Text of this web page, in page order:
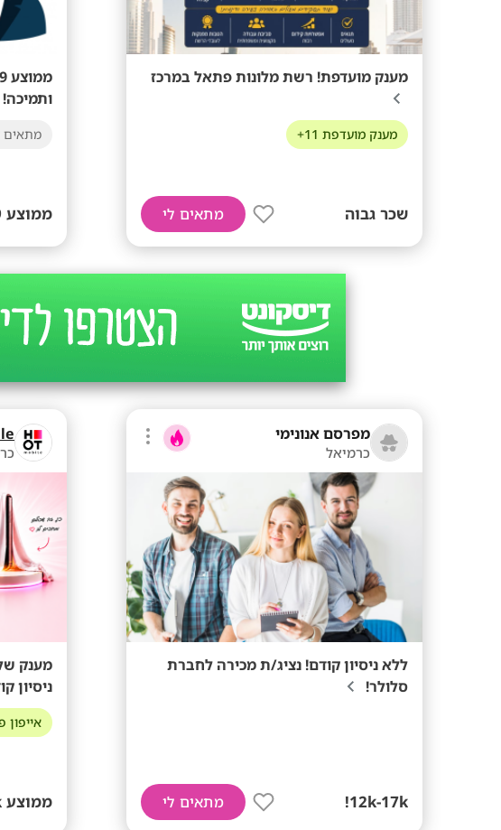
מענק מועדפת! רשת מלונות פתאל במרכז
מענק מועדפת 11+
שכר גבוה מתאים לי
ותמיכה!
מתאים
ממוצע 39 ש״ח!
מפרסם אנונימי
כרמיאל
ללא ניסיון קודם! נציג/ת מכירה לחברת
סלולר!
12k-17k! מתאים לי
מענק
ניסיון
אייפון
ממוצע 12k-17k!